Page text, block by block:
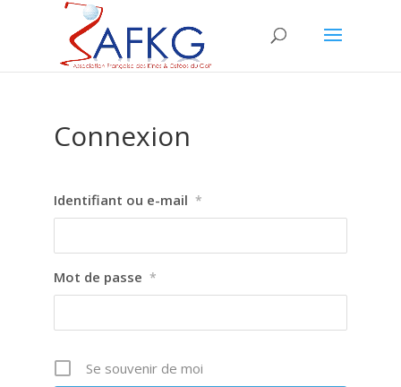
Connexion
Identifiant ou e-mail *
Mot de passe *
Se souvenir de moi